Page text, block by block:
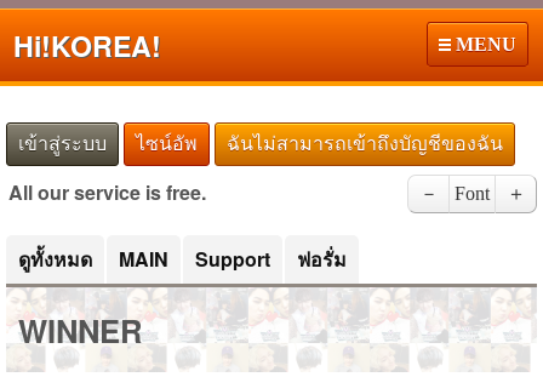
Hi!KOREA! MENU
เข้าสู่ระบบ ไซน์อัพ ฉันไม่สามารถเข้าถึงบัญชีของฉัน
All our service is free. － Font ＋
ดูทั้งหมด MAIN Support ฟอรั่ม
WINNER